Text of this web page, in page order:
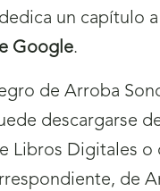
un capítulo a
Google.
de Arroba
descargarse
Libros Digitales o
de